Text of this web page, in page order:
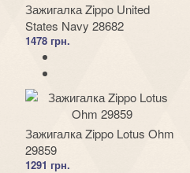
Зажигалка Zippo United
States Navy 28682
1478 грн.
Зажигалка Zippo Lotus Ohm
29859
1291 грн.